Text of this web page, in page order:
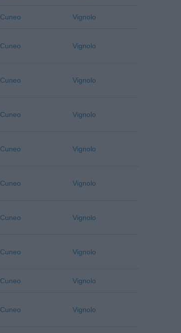
Cuneo Vignolo
Cuneo Vignolo
Cuneo Vignolo
Cuneo Vignolo
Cuneo Vignolo
Cuneo Vignolo
Cuneo Vignolo
Cuneo Vignolo
Cuneo Vignolo
Cuneo Vignolo